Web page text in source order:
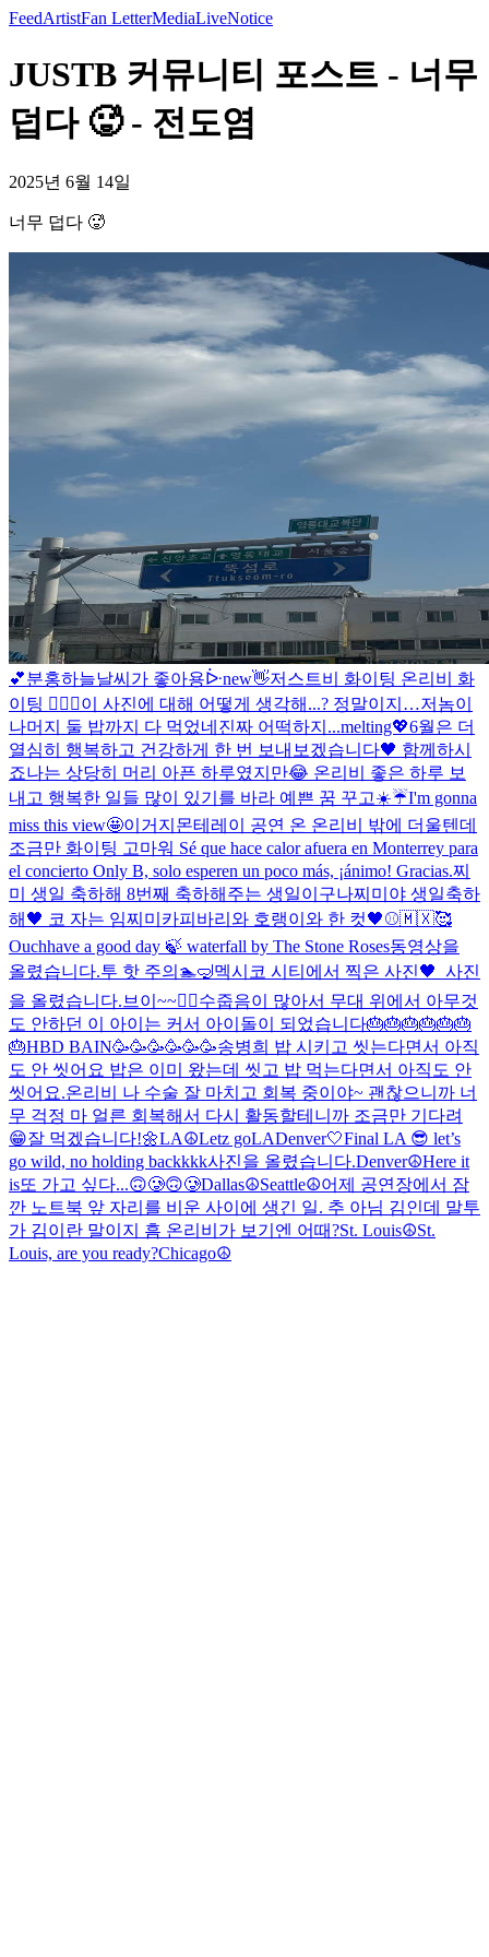
FeedArtistFan LetterMediaLiveNotice
JUSTB 커뮤니티 포스트 - 너무
덥다 🥵 - 전도염
2025년 6월 14일
너무 덥다 🥵
💕분홍하늘날씨가 좋아용ᐕnew👋저스트비 화이팅 온리비 화
이팅 ❤️‍🔥🖤이 사진에 대해 어떻게 생각해...? 정말이지…저놈이
나머지 둘 밥까지 다 먹었네 진짜 어떡하지...melting💖6월은 더
열심히 행복하고 건강하게 한 번 보내보겠습니다🖤 함께하시
죠나는 상당히 머리 아픈 하루였지만😂 온리비 좋은 하루 보
내고 행복한 일들 많이 있기를 바라 예쁜 꿈 꾸고☀️☔️I'm gonna
miss this view🤩이거지 몬테레이 공연 온 온리비 밖에 더울텐데
조금만 화이팅 고마워 Sé que hace calor afuera en Monterrey para
el concierto Only B, solo esperen un poco más, ¡ánimo! Gracias.찌
미 생일 축하해 8번째 축하해주는 생일이구나찌미야 생일축하
해🖤 코 자는 임찌미 카피바리와 호랭이와 한 컷🖤⚾🇲🇽🥰
Ouchhave a good day 🍃 waterfall by The Stone Roses동영상을
올렸습니다.투 핫 주의🏊🤿멕시코 시티에서 찍은 사진🖤 사진
을 올렸습니다. 브이~~✌🏻수줍음이 많아서 무대 위에서 아무것
도 안하던 이 아이는 커서 아이돌이 되었습니다🎂🎂🎂🎂🎂🎂
🎂HBD BAIN🥳🥳🥳🥳🥳🥳송병희 밥 시키고 씻는다면서 아직
도 안 씻어요 밥은 이미 왔는데 씻고 밥 먹는다면서 아직도 안
씻어요.온리비 나 수술 잘 마치고 회복 중이야~ 괜찮으니까 너
무 걱정 마 얼른 회복해서 다시 활동할테니까 조금만 기다려
😁잘 먹겠습니다!🌼LA☮️Letz goLADenver🤍Final LA 😎 let’s
go wild, no holding backkkk사진을 올렸습니다.Denver☮️Here it
is또 가고 싶다...🙃🥲🙃🥲Dallas☮️Seattle☮️어제 공연장에서 잠
깐 노트북 앞 자리를 비운 사이에 생긴 일. 추 아님 김인데 말투
가 김이란 말이지 흠 온리비가 보기엔 어때?St. Louis☮️St.
Louis, are you ready?Chicago☮️